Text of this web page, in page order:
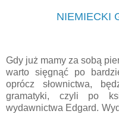
NIEMIECKI
Gdy już mamy za sobą
warto sięgnąć po
oprócz słownictwa,
gramatyki, czyli po
wydawnictwa Edgard.